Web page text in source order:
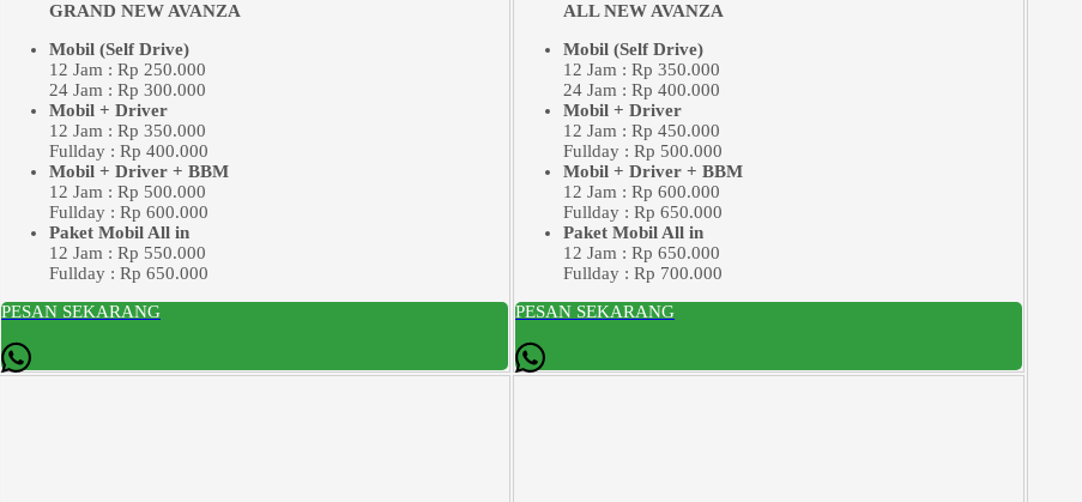
GRAND NEW AVANZA
Mobil (Self Drive)
12 Jam : Rp 250.000
24 Jam : Rp 300.000
Mobil + Driver
12 Jam : Rp 350.000
Fullday : Rp 400.000
Mobil + Driver + BBM
12 Jam : Rp 500.000
Fullday : Rp 600.000
Paket Mobil All in
12 Jam : Rp 550.000
Fullday : Rp 650.000
PESAN SEKARANG
ALL NEW AVANZA
Mobil (Self Drive)
12 Jam : Rp 350.000
24 Jam : Rp 400.000
Mobil + Driver
12 Jam : Rp 450.000
Fullday : Rp 500.000
Mobil + Driver + BBM
12 Jam : Rp 600.000
Fullday : Rp 650.000
Paket Mobil All in
12 Jam : Rp 650.000
Fullday : Rp 700.000
PESAN SEKARANG